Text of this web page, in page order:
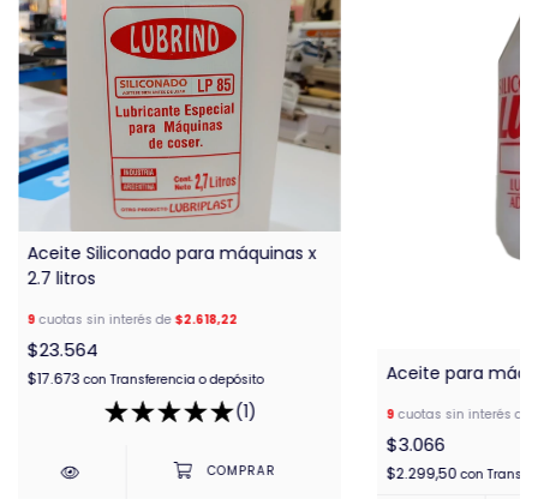
Aceite Siliconado para máquinas x
2.7 litros
9 cuotas sin interés de$2.618,22
$23.564
$17.673con Transferencia o depósito
(1)
Aceite para
9 cuotas sin interés de
$3.066
$2.299,50con